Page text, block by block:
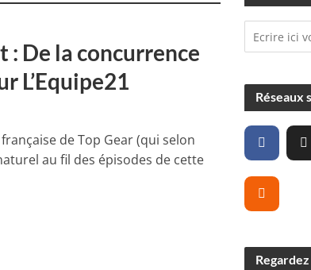
: De la concurrence
L’Equipe21
de Top Gear (qui selon
au fil des épisodes de cette
Réseaux